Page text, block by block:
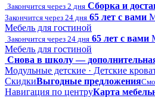
Закончится через 2 дня Сборка и
Закончится через 24 дня 65 лет с вами
Мебель для гостиной
Закончится через 24 дня 65 лет с вами
Мебель для гостиной
Снова в школу —
Модульные детские · Детские
СкидкиВыгодные предложения
Навигация по центруКарта